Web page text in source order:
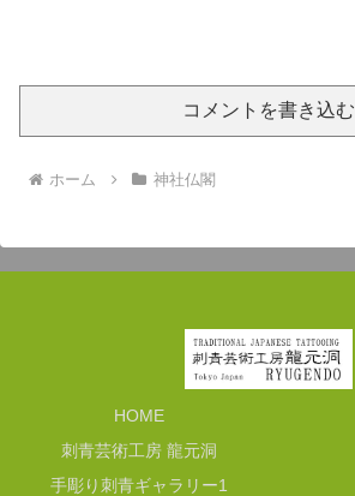
コメントを書き込む
ホーム 神社仏閣
HOME
刺青芸術工房 龍元洞
手彫り刺青ギャラリー1